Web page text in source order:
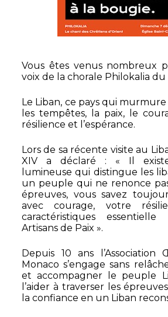
Vous êtes venus nombreux
voix de la chorale Philokalia du
Le Liban, ce pays qui
les tempêtes, la paix, le
résilience et l’espérance.
Lors de sa récente visite au
XIV a déclaré : « Il
lumineuse qui distingue les
un peuple qui ne renonce
épreuves, vous savez
avec courage, votre
caractéristiques essentielle
Artisans de Paix ».
Depuis 10 ans l’Association
Monaco s’engage sans
et accompagner le peuple
l’aider à traverser les
la confiance en un Liban